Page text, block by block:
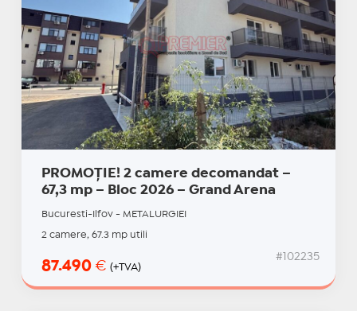
PROMOȚIE! 2 camere decomandat –
67,3 mp – Bloc 2026 – Grand Arena
Bucuresti-Ilfov - METALURGIEI
2 camere, 67.3 mp utili
87.490 € (+TVA)
#102235